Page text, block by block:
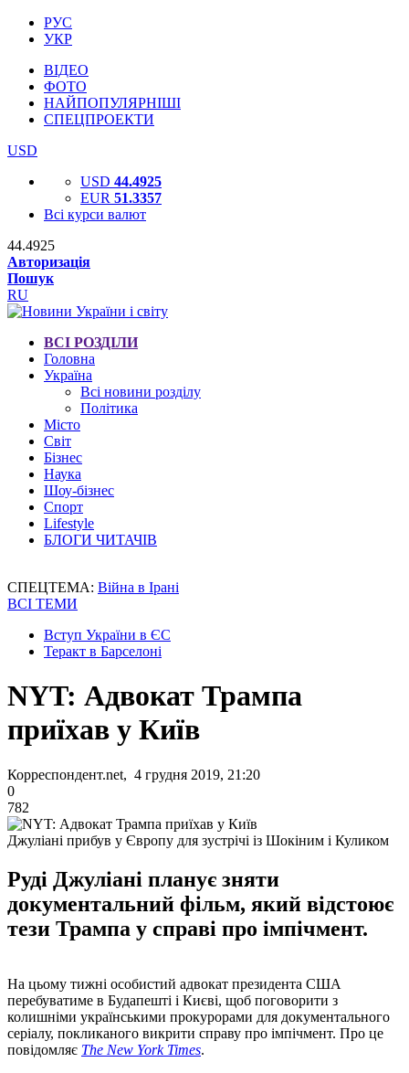
РУС
УКР
ВІДЕО
ФОТО
НАЙПОПУЛЯРНІШІ
СПЕЦПРОЕКТИ
USD
USD 44.4925
EUR 51.3357
Всі курси валют
44.4925
Авторизація
Пошук
RU
ВСІ РОЗДІЛИ
Головна
Україна
Всі новини розділу
Політика
Місто
Світ
Бізнес
Наука
Шоу-бізнес
Спорт
Lifestyle
БЛОГИ ЧИТАЧІВ
СПЕЦТЕМА: Війна в Ірані
ВСІ ТЕМИ
Вступ України в ЄС
Теракт в Барселоні
NYT: Адвокат Трампа
приїхав у Київ
Корреспондент.net, 4 грудня 2019, 21:20
0
782
Джуліані прибув у Європу для зустрічі із Шокіним і Куликом
Руді Джуліані планує зняти
документальний фільм, який відстоює
тези Трампа у справі про імпічмент.
На цьому тижні особистий адвокат президента США
перебуватиме в Будапешті і Києві, щоб поговорити з
колишніми українськими прокурорами для документального
серіалу, покликаного викрити справу про імпічмент. Про це
повідомляє The New York Times.